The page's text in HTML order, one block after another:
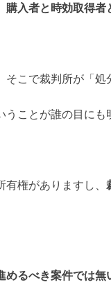
購入者と時効取得者
こで裁判所が「処
ことが誰の目にも
権がありますし、
めるべき案件では無